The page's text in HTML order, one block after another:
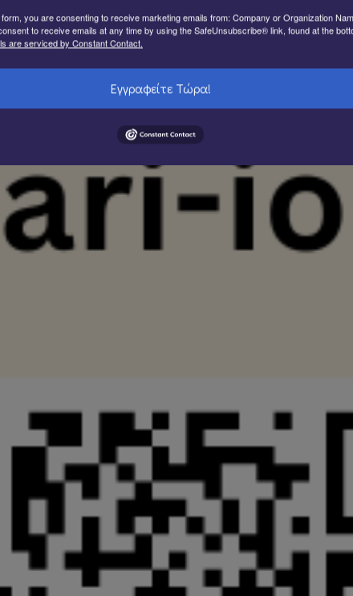
πόρους από
Επενδύσεων και
οι πόροι για την
του Επιμελητηρίου
όχι και
Διατάγματος.
συμπίπτουν με
των 12 σημείων του
από 13 Μαρτίου 2024,
συγχαίρω ειλικρινά για
αξιοποίηση του Ολύμπου.
υποδομές για να
2023 η ΕΛΣΤΑΤ
για το 2024, οι
you are consenting to receive marketing emails from: Company or Organization
to receive emails at any time by using the SafeUnsubscribe® link, found at the
are serviced by Constant Contact.
Εγγραφείτε Τώρα!